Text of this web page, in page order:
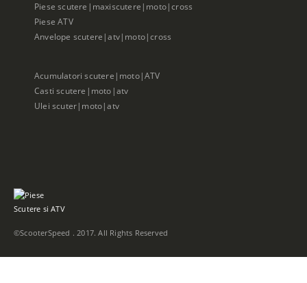
Piese scutere|maxiscutere|moto|cross
Piese ATV
Anvelope scutere|atv|moto|cross
Acumulatori scutere|moto|ATV
Casti scutere|moto|atv
Ulei scuter|moto|atv
©ScooterSpeed . 2017. All Rights Reserved